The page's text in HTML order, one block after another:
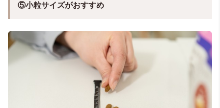
⑤小粒サイズがおすすめ